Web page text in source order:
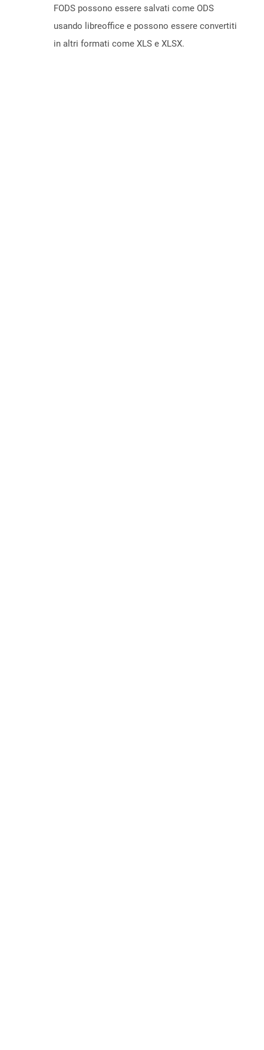
FODS possono essere salvati come ODS
usando libreoffice e possono essere convertiti
in altri formati come XLS e XLSX.